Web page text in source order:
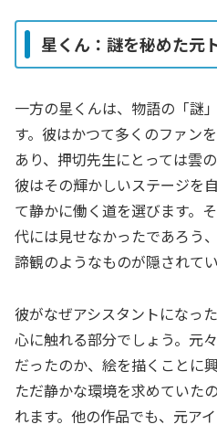
星くん：謎を秘めた元
一方の星くんは、物語の「謎
す。彼はかつて多くのファン
あり、押切先生にとっては雲
彼はその輝かしいステージを
て静かに働く道を選びます。
代には見せなかったであろう
諦観のようなものが隠されて
彼がなぜアシスタントになっ
心に触れる部分でしょう。元
だったのか、絵を描くことに
ただ静かな環境を求めていた
れます。他の作品でも、元ア